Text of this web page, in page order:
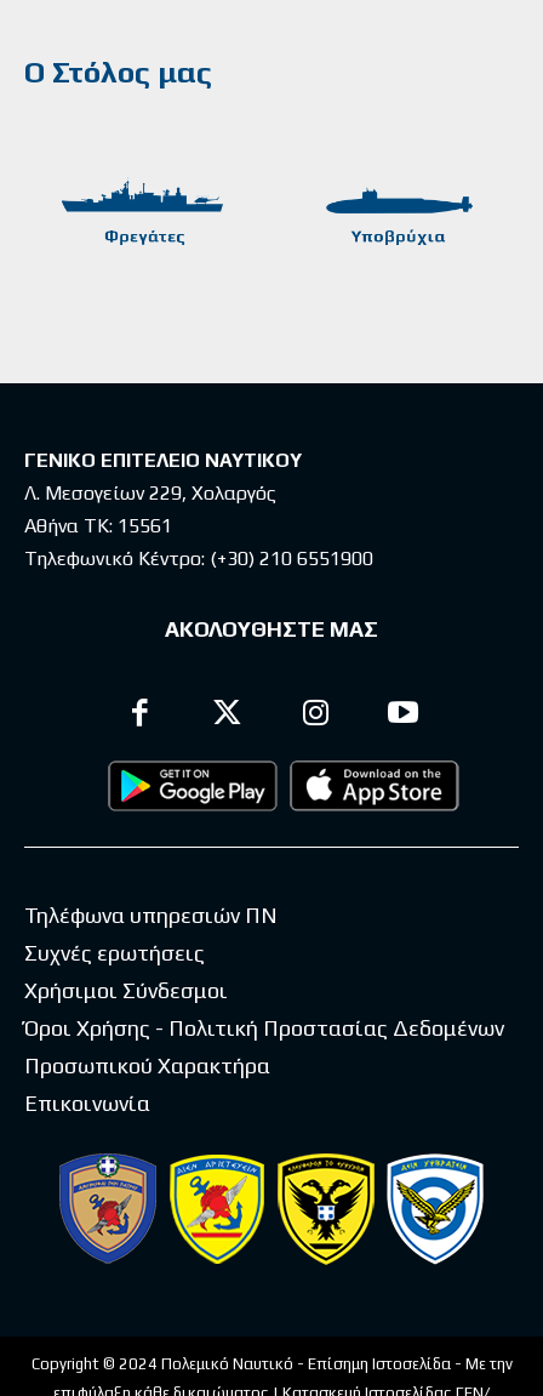
Ο Στόλος μας
ΓΕΝΙΚΟ ΕΠΙΤΕΛΕΙΟ ΝΑΥΤΙΚΟΥ
Λ. Μεσογείων 229, Χολαργός
Αθήνα ΤΚ: 15561
Τηλεφωνικό Κέντρο: (+30) 210 6551900
ΑΚΟΛΟΥΘΗΣΤΕ ΜΑΣ
Τηλέφωνα υπηρεσιών ΠΝ
Συχνές ερωτήσεις
Χρήσιμοι Σύνδεσμοι
Όροι Χρήσης - Πολιτική Προστασίας Δεδομένων
Προσωπικού Χαρακτήρα
Επικοινωνία
Copyright © 2024 Πολεμικό Ναυτικό - Επίσημη Ιστοσελίδα - Με την